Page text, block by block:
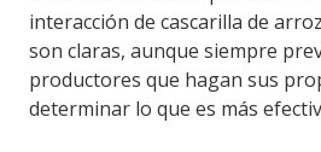
interacción de cascarilla de
son claras, aunque siempre
productores que hagan sus
determinar lo que es más